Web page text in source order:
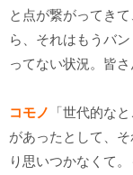
と点が繋がってき
ら、それはもうバ
ってない状況。皆
コモノ
「世代的な
があったとして、
り思いつかなくて